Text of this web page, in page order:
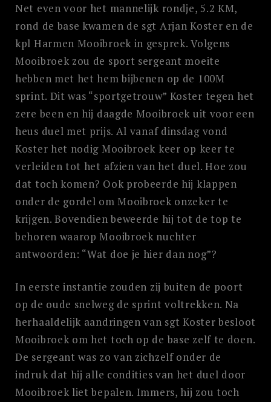
Net even voor het mannelijk rondje, 5.2 KM,
rond de base kwamen de sgt Arjan Koster en de
kpl Harmen Mooibroek in gesprek. Volgens
Mooibroek zou de sport sergeant moeite
hebben met het hem bijbenen op de 100M
sprint. Dit was “sportgetrouw” Koster tegen het
zere been en hij daagde Mooibroek uit voor een
heus duel met prijs. Al vanaf dinsdag vond
Koster het nodig Mooibroek keer op keer te
verleiden tot het afzien van het duel. Hoe zou
dat toch komen? Ook probeerde hij klappen
onder de gordel om Mooibroek onzeker te
krijgen. Bovendien beweerde hij tot de top te
behoren waarop Mooibroek nuchter
antwoorden: “Wat doe je hier dan nog”?
In eerste instantie zouden zij buiten de poort
op de oude snelweg de sprint voltrekken. Na
herhaaldelijk aandringen van sgt Koster besloot
Mooibroek om het toch op de base zelf te doen.
De sergeant was zo van zichzelf onder de
indruk dat hij alle condities van het duel door
Mooibroek liet bepalen. Immers, hij zou toch